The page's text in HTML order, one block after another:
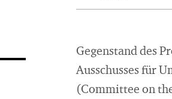
Gegenstand des
Ausschusses für
(Committee on